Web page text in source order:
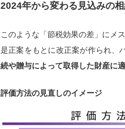
2024年から変わる見込みの
このような「節税効果の差」にメ
是正案をもとに改正案が作られ、
続や贈与によって取得した財産に
評価方法の見直しのイメージ